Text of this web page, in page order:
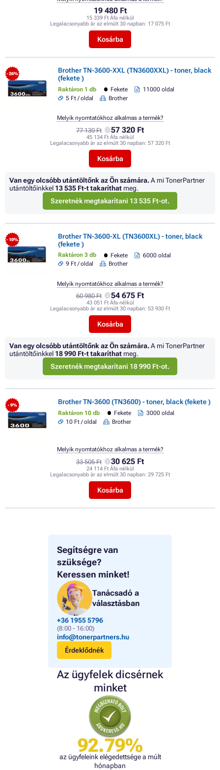
Segítségre van
szüksége?
Keressen minket!
Tanácsadó a
választásban
+36 1955 5796
(8:00 - 16:00)
info@tonerpartners.hu
Érdeklődnék
Az ügyfelek dicsérnek
minket
92.79%
az ügyfeleink elégedettsége a múlt
hónapban
19 480 Ft
15 339 Ft Áfa nélkül
Legalacsonyabb ár az elmúlt 30 napban: 17 075 Ft
Kosárba
- 26%
Brother TN-3600-XXL (TN3600XXL) - toner, black
(fekete )
Raktáron 1 db Fekete
11000 oldal
5 Ft / oldal
Brother
77 130 Ft 57 320 Ft
45 134 Ft Áfa nélkül
Legalacsonyabb ár az elmúlt 30 napban: 57 320 Ft
Kosárba
Melyik nyomtatókhoz alkalmas a termék?
Van egy olcsóbb utántöltőnk az Ön számára.A mi TonerPartner
utántöltőinkkel 13 535 Ft-t takaríthat meg.
Szeretnék megtakarítani 13 535 Ft-ot.
- 10%
Brother TN-3600-XL (TN3600XL) - toner, black
(fekete )
Raktáron 3 db Fekete
6000 oldal
9 Ft / oldal
Brother
60 980 Ft 54 675 Ft
43 051 Ft Áfa nélkül
Legalacsonyabb ár az elmúlt 30 napban: 53 930 Ft
Kosárba
Melyik nyomtatókhoz alkalmas a termék?
Van egy olcsóbb utántöltőnk az Ön számára.A mi TonerPartner
utántöltőinkkel 18 990 Ft-t takaríthat meg.
Szeretnék megtakarítani 18 990 Ft-ot.
- 9% Brother TN-3600 (TN3600) - toner, black (fekete )
Raktáron 10 db Fekete
3000 oldal
10 Ft / oldal
Brother
33 505 Ft 30 625 Ft
24 114 Ft Áfa nélkül
Legalacsonyabb ár az elmúlt 30 napban: 29 725 Ft
Kosárba
Melyik nyomtatókhoz alkalmas a termék?